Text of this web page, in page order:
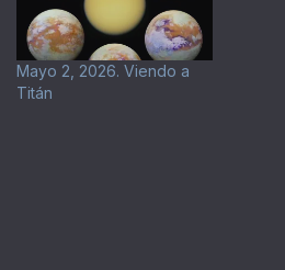
Mayo 2, 2026. Viendo a
Titán